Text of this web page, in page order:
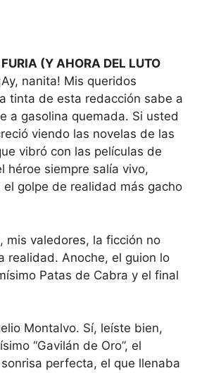
(Y AHORA DEL LUTO
nanita! Mis queridos
tinta de esta redacción sabe a
a gasolina quemada. Si usted
viendo las novelas de las
vibró con las películas de
héroe siempre salía vivo,
el golpe de realidad más gacho
mis valedores, la ficción no
realidad. Anoche, el guion lo
Patas de Cabra y el final
Montalvo. Sí, leíste bien,
“Gavilán de Oro”, el
perfecta, el que llenaba